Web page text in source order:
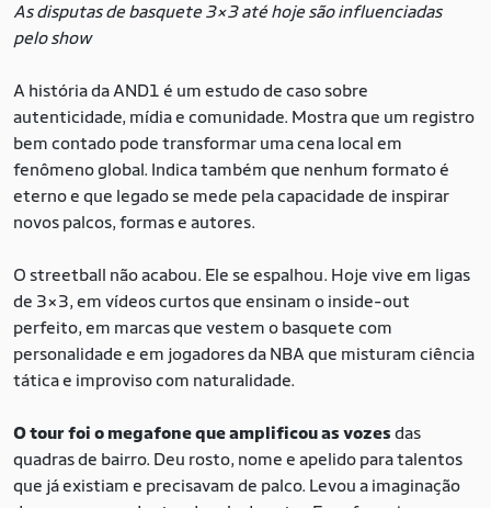
As disputas de basquete 3×3 até hoje são influenciadas
pelo show
A história da AND1 é um estudo de caso sobre
autenticidade, mídia e comunidade. Mostra que um registro
bem contado pode transformar uma cena local em
fenômeno global. Indica também que nenhum formato é
eterno e que legado se mede pela capacidade de inspirar
novos palcos, formas e autores.
O streetball não acabou. Ele se espalhou. Hoje vive em ligas
de 3×3, em vídeos curtos que ensinam o inside-out
perfeito, em marcas que vestem o basquete com
personalidade e em jogadores da NBA que misturam ciência
tática e improviso com naturalidade.
O tour foi o megafone que amplificou as vozes das
quadras de bairro. Deu rosto, nome e apelido para talentos
que já existiam e precisavam de palco. Levou a imaginação